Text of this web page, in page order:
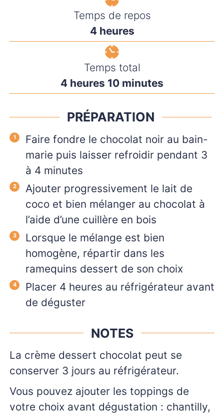
Temps de repos
4heures
heures
Temps total
4heures
heures 10minutes
minutes
PRÉPARATION
Faire fondre le chocolat noir au bain-
marie puis laisser refroidir pendant 3
à 4 minutes
Ajouter progressivement le lait de
coco et bien mélanger au chocolat à
l’aide d’une cuillère en bois
Lorsque le mélange est bien
homogène, répartir dans les
ramequins dessert de son choix
Placer 4 heures au réfrigérateur avant
de déguster
NOTES
La crème dessert chocolat peut se
conserver 3 jours au réfrigérateur.
Vous pouvez ajouter les toppings de
votre choix avant dégustation : chantilly,